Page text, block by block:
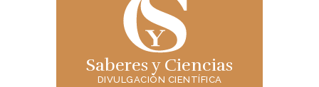
Saberes y Ciencias
DIVULGACIÓN CIENTÍFICA